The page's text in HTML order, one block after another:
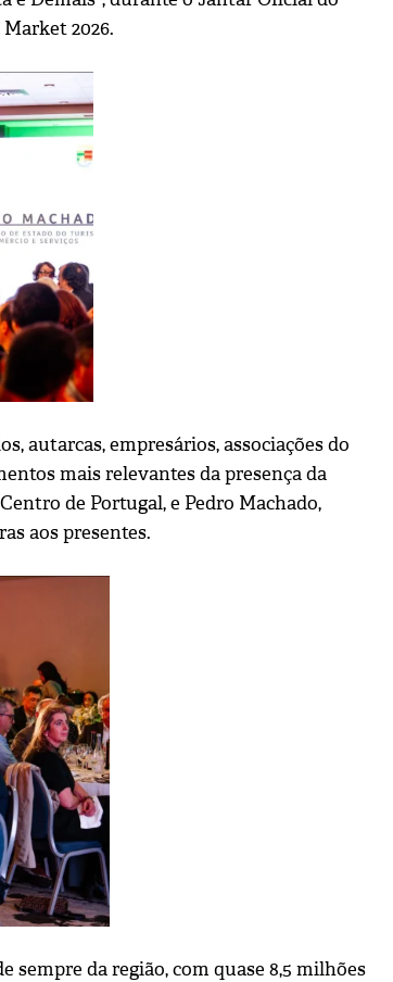
2026.
autarcas, empresários, associações do
mais relevantes da presença da
de Portugal, e Pedro Machado,
aos presentes.
da região, com quase 8,5 milhões